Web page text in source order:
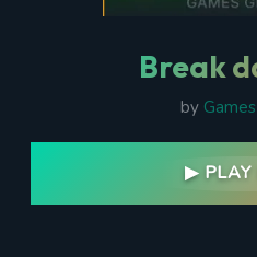
Break
by
▶ PLAY